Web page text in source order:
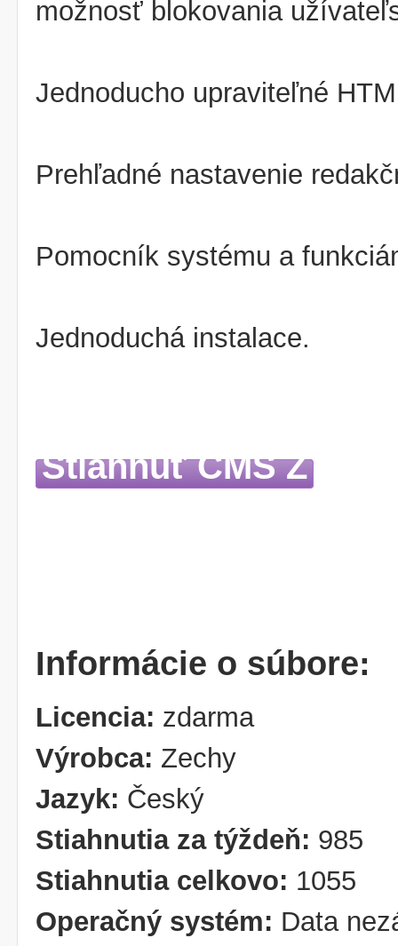
možnosť blokovania
Jednoducho upraviteľné
Prehľadné nastavenie
Pomocník systému a
Jednoduchá instalace.
Stiahnuť CMS Z
Informácie o súbore:
Licencia: zdarma
Výrobca: Zechy
Jazyk: Český
Stiahnutia za týždeň: 985
Stiahnutia celkovo: 1055
Operačný systém: Data